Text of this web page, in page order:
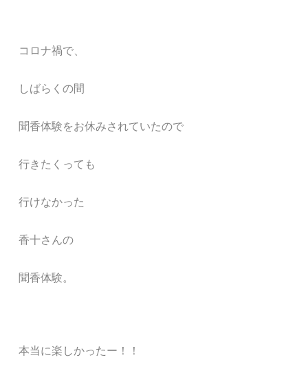
コロナ禍で、
しばらくの間
聞香体験をお休みされていたので
行きたくっても
行けなかった
香十さんの
聞香体験。
本当に楽しかったー！！